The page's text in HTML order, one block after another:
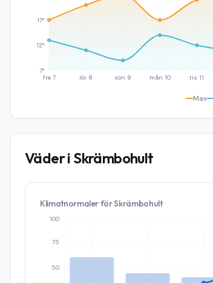
fre 7 lör 8 sön 9 mån 10 tis 11
7°
12°
17°
Max
Väder i Skrämbohult
Klimatnormaler förSkrämbohult
50
75
100